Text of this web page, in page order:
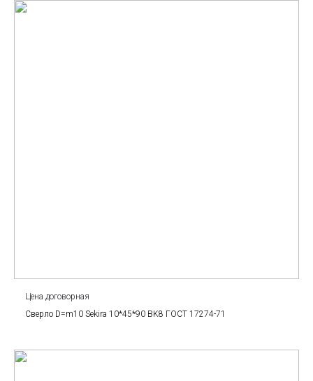
Цена договорная
Сверло D=m10 Sekira 10*45*90 BK8 ГОСТ 17274-71